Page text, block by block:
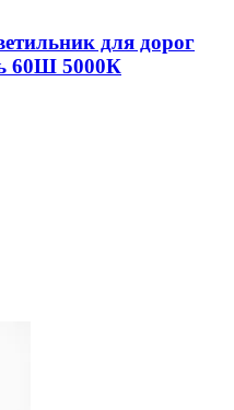
для дорог
60Ш 5000К